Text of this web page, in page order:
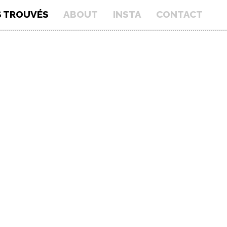
TROUVÉS ABOUT INSTA CONTACT